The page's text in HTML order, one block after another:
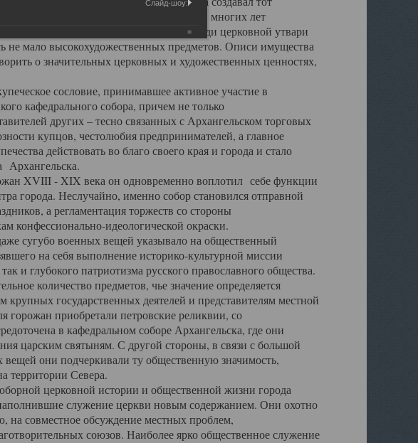
убранства собора, на протяжении многих лет
В соборной ризнице, библиотеке, среди церковной утвари
не мало высокохудожественных предметов. Описи имущества
о значительных церковных и художественных ценностях,
сословие, принимавшее активное участие в
кафедрального собора, причем не только
других – тесно связанных с Архангельском торговых
купцов, честолюбия предпринимателей, а главное
действовать во благо своего края и города и стало
Архангельска.
XVIII - XIX века он одновременно воплотил себе функции
города. Неслучайно, именно собор становился отправной
а регламентация торжеств со стороны
конфессионально-идеологической окраски.
сугубо военных вещей указывало на общественный
на себя выполнение историко-культурной миссии
и глубокого патриотизма русского православного общества.
количество предметов, чье значение определяется
крупных государственных деятелей и представителям местной
горожан приобретали петровские реликвии, со
в кафедральном соборе Архангельска, где они
царским святыням. С другой стороны, в связи с большой
они подчеркивали ту общественную значимость,
территории Севера.
церковной истории и общественной жизни города
служение церкви новым содержанием. Они охотно
на совместное обсуждение местных проблем,
союзов. Наиболее ярко общественное служение
Слайд-шоу: